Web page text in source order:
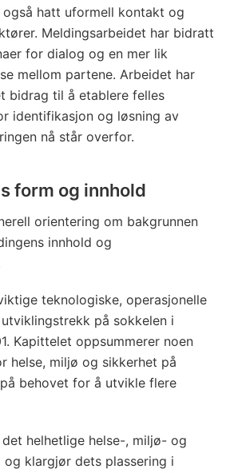
hatt uformell kontakt og
Meldingsarbeidet har bidratt
for dialog og en mer lik
mellom partene. Arbeidet har
til å etablere felles
identifikasjon og løsning av
nå står overfor.
form og innhold
orientering om bakgrunnen
innhold og
teknologiske, operasjonelle
på sokkelen i
Kapittelet oppsummerer noen
helse, miljø og sikkerhet på
behovet for å utvikle flere
helhetlige helse-, miljø- og
klargjør dets plassering i